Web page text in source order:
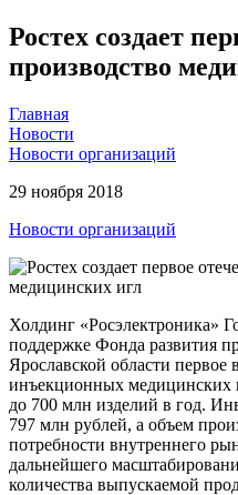
Ростех создает
производство
Главная
Новости
Новости организаций
29 ноября 2018
Новости организаций
Холдинг «Росэлектроника»
поддержке Фонда развития
Ярославской области первое
инъекционных медицинских
до 700 млн изделий в год.
797 млн рублей, а объем
потребности внутреннего
дальнейшего
количества выпускаемой